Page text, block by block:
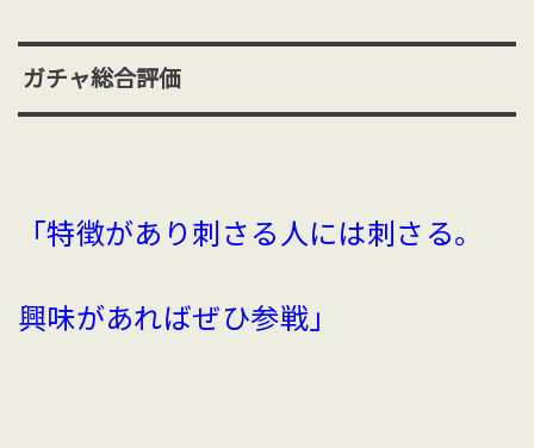
ガチャ総合評価
「特徴があり刺さる人には刺さる。
興味があればぜひ参戦」